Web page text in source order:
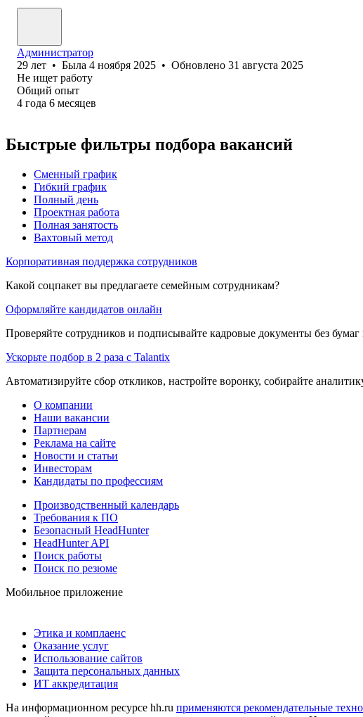
Администратор
29 лет • Была 4 ноября 2025 • Обновлено 31 августа 2025
Не ищет работу
Общий опыт
4 года 6 месяцев
Быстрые фильтры подбора вакансий
Сменный график
Гибкий график
Полный день
Проектная работа
Полная занятость
Вахтовый метод
Корпоративная поддержка сотрудников
Какой соцпакет вы предлагаете семейным сотрудникам?
Оформляйте кандидатов онлайн
Проверяйте сотрудников и подписывайте кадровые документы без
Ускорьте подбор в 2 раза с Talantix
Автоматизируйте сбор откликов, настройте воронку, собирайте
О компании
Наши вакансии
Партнерам
Реклама на сайте
Новости и статьи
Инвесторам
Кандидаты по профессиям
Производственный календарь
Требования к ПО
Безопасный HeadHunter
HeadHunter API
Поиск работы
Поиск по резюме
Мобильное приложение
Этика и комплаенс
Оказание услуг
Использование сайтов
Защита персональных данных
ИТ аккредитация
На информационном ресурсе hh.ru применяются рекомендательные